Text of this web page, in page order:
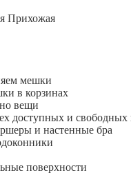
мешки
в корзинах
вещи
доступных и свободных
и настенные бра
поверхности